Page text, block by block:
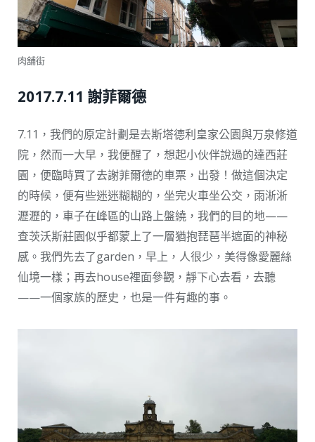
肉舖街
2017.7.11 謝菲爾德
7.11，我們的原定計劃是去斯塔德利皇家公園與万泉修道
院，然而一大早，我便醒了，想起小伙伴說過的達西莊
園，便臨時買了去謝菲爾德的車票，出發！做這個決定
的時候，便有些迷迷糊糊的，坐完火車坐公交，雨淅淅
瀝瀝的，車子在峰區的山路上盤繞，我們的目的地——
查茨沃斯莊園似乎都蒙上了一層猶抱琵琶半遮面的神秘
感。我們先去了garden，早上，人很少，美得像愛麗絲
仙境一樣；再去house裡面參觀，靜下心去看，去聽
——一個家族的歷史，也是一件有趣的事。